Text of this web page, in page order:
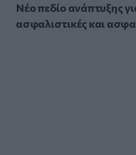
Νέο πεδίο ανάπτυξης
ασφαλιστικές και